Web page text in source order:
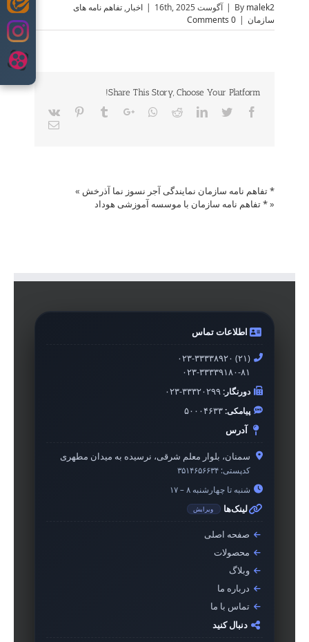
Skip
content
By malek2
| آگوست 16th, 2025 | اخبار, تفاهم نامه های
سازمان |
0 Comments
Share This Story, Choose Your Platform!
Facebook
Twitter
LinkedIn
Reddit
Whatsapp
Google+
Tumblr
Pinterest
Vk
Email
* تفاهم نامه سازمان نمایندگی آجر نسوز نما آذرخش »
«* تفاهم نامه سازمان با موسسه آموزشی هوداد
اطلاعات تماس
۰۲۳-۳۳۳۳۸۹۲۰ (۲۱)
۰۲۳-۳۳۳۳۹۱۸۰-۸۱
دورنگار:۰۲۳-۳۳۳۲۰۲۹۹
پیامکی:۵۰۰۰۴۶۳۳
آدرس
سمنان، بلوار معلم شرقی، نرسیده به میدان مطهری
کدپستی: ۳۵۱۴۶۵۶۶۳۴
شنبه تا چهارشنبه ۸ – ۱۷
لینک‌ها ویرایش
صفحه اصلی
محصولات
وبلاگ
درباره ما
تماس با ما
دنبال کنید